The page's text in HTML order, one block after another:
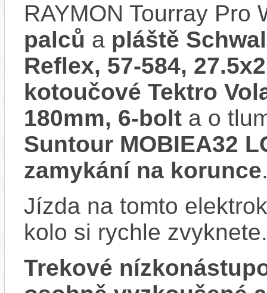
RAYMON Tourray
palců a pláště
Reflex, 57-584,
kotoučové Tektro
180mm, 6-bolt a o
Suntour MOBIEA32
zamykání na korunce
Jízda na tomto
kolo si rychle zvyknete.
Trekové